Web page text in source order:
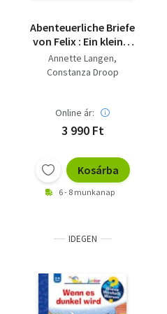
Abenteuerliche Briefe
von Felix : Ein kleiner
Hase erforscht
unseren blauen
Annette Langen
Constanza Droop
Online ár:
3 990 Ft
Kosárba
6 - 8 munkanap
IDEGEN